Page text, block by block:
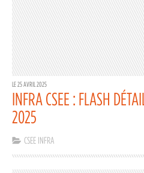
LE 25 AVRIL 2025
INFRA CSEE : FLASH
2025
CSEE INFRA